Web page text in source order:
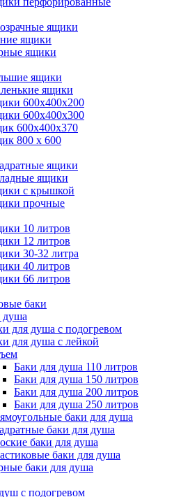
ящики
ящики
ящики
ящики
ящики
600х400х200
600х400х300
600х400х370
800 х 600
ящики
ящики
с крышкой
прочные
10 литров
12 литров
30-32 литра
40 литров
66 литров
баки
душа
для душа с подогревом
для душа с лейкой
Баки для душа 110 литров
Баки для душа 150 литров
Баки для душа 200 литров
Баки для душа 250 литров
баки для душа
баки для душа
баки для душа
баки для душа
баки для душа
с подогревом